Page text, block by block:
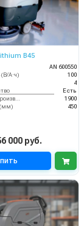
B45
AN 600550
А·ч)
100
4
Есть
Максимальная производительность (кв.м/час)
1900
(мм)
450
000 руб.